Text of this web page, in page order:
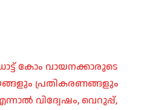
കോം വായനക്കാരുടെ
പ്രതികരണങ്ങളും
വിദ്വേഷം, വെറുപ്പ്,